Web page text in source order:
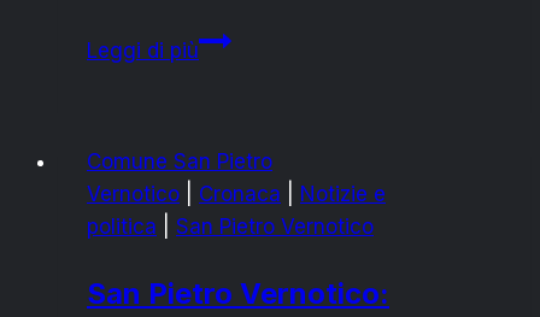
Leggi di piùCAMPO
S.
PIETRO
V.CO:
VERDE
Comune San Pietro
Vernotico
Cronaca
Notizie e
politica
San Pietro Vernotico
San Pietro Vernotico: